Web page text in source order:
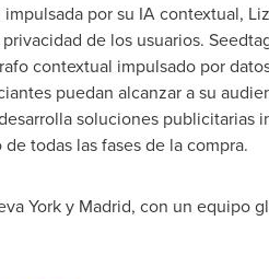
por su IA contextual,
de los usuarios.
contextual impulsado por
puedan alcanzar a su
soluciones publicitarias
todas las fases de la compra.
Yorky Madrid, con un equipo